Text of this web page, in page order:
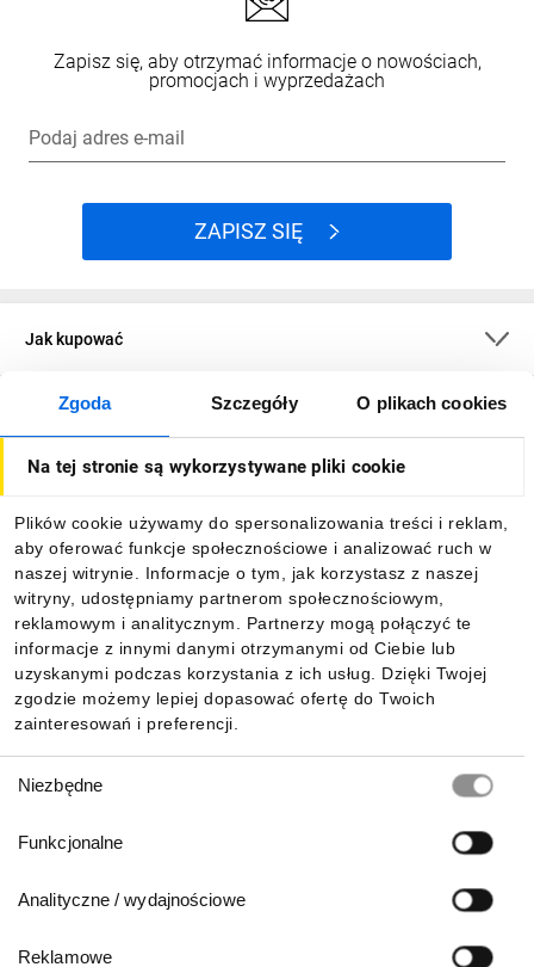
Zgoda Szczegóły O plikach cookies
Na tej stronie są wykorzystywane pliki cookie
Plików cookie używamy do spersonalizowania treści i reklam,
aby oferować funkcje społecznościowe i analizować ruch w
naszej witrynie. Informacje o tym, jak korzystasz z naszej
witryny, udostępniamy partnerom społecznościowym,
reklamowym i analitycznym. Partnerzy mogą połączyć te
informacje z innymi danymi otrzymanymi od Ciebie lub
uzyskanymi podczas korzystania z ich usług. Dzięki Twojej
zgodzie możemy lepiej dopasować ofertę do Twoich
zainteresowań i preferencji.
zgody
Niezbędne
Funkcjonalne
Analityczne / wydajnościowe
Reklamowe
Zapisz się, aby otrzymać informacje o nowościach,
promocjach i wyprzedażach
Podaj adres e-mail
ZAPISZ SIĘ
Jak kupować
O firmie
Informacje
Pobierz naszą aplikację mobilną: